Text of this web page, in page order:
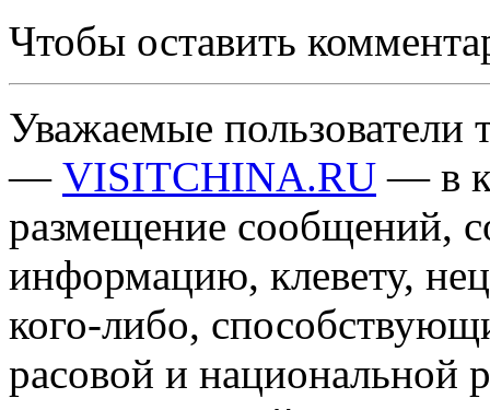
Чтобы оставить
Уважаемые пользователи
— VISITCHINA.RU — в
размещение сообщений,
информацию, клевету,
кого-либо,
расовой и национальной